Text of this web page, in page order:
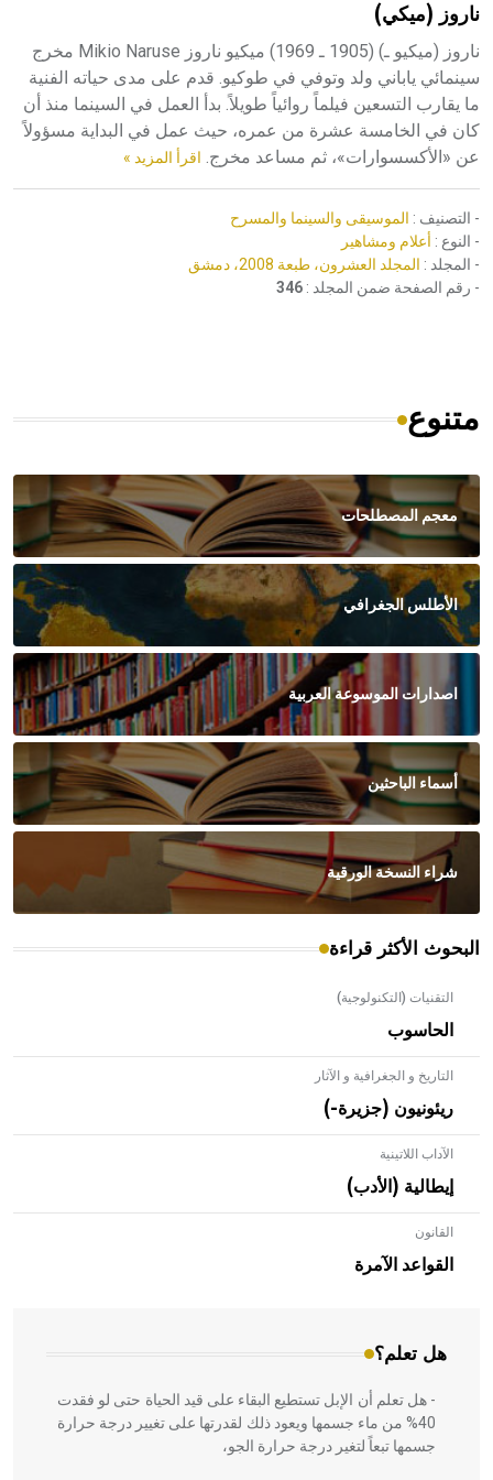
هيئة الموسوعة العربية تطلق موسوعات جديدة في عام 2026ناروز (ميكي)
ناروز (ميكيو ـ) (1905 ـ 1969) ميكيو ناروز Mikio Naruse مخرج
سينمائي ياباني ولد وتوفي في طوكيو. قدم على مدى حياته الفنية
ما يقارب التسعين فيلماً روائياً طويلاً. بدأ العمل في السينما منذ أن
كان في الخامسة عشرة من عمره، حيث عمل في البداية مسؤولاً
عن «الأكسسوارات»، ثم مساعد مخرج. اقرأ المزيد »
- التصنيف : الموسيقى والسينما والمسرح
- النوع : أعلام ومشاهير
- المجلد : المجلد العشرون، طبعة 2008، دمشق
- رقم الصفحة ضمن المجلد : 346
متنوع
معجم المصطلحات
الأطلس الجغرافي
اصدارات الموسوعة العربية
أسماء الباحثين
شراء النسخة الورقية
البحوث الأكثر قراءة
التقنيات (التكنولوجية)
الحاسوب
التاريخ و الجغرافية و الآثار
ريئونيون (جزيرة-)
الآداب اللاتينية
إيطالية (الأدب)
القانون
القواعد الآمرة
هل تعلم؟
- هل تعلم أن الأبلق نوع من الفنون الهندسية التي ارتبطت
بالعمارة الإسلامية في بلاد الشام ومصر خاصة، حيث يحرص
المعمار على بناء مداميكه وخاصة في الواجهات
- هل تعلم أن الإبل تستطيع البقاء على قيد الحياة حتى لو فقدت
40% من ماء جسمها ويعود ذلك لقدرتها على تغيير درجة حرارة
جسمها تبعاً لتغير درجة حرارة الجو،